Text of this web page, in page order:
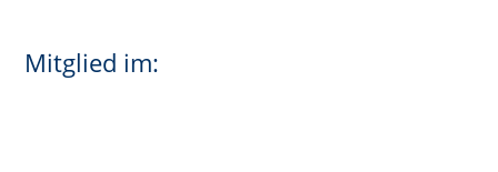
Mitglied im: